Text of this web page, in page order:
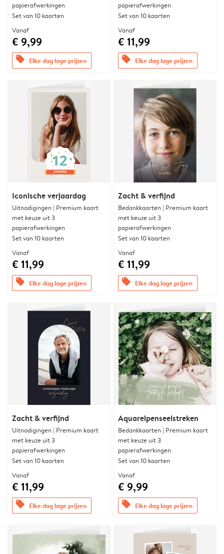
papierafwerkingen
Set van 10 kaarten
Vanaf
€ 9,99
offers Elke dag lage prijzen
papierafwerkingen
Set van 10 kaarten
Vanaf
€ 11,99
offers Elke dag lage prijzen
Iconische verjaardag
Uitnodigingen | Premium kaart
met keuze uit 3
papierafwerkingen
Set van 10 kaarten
Vanaf
€ 11,99
offers Elke dag lage prijzen
Zacht & verfijnd
Bedankkaarten | Premium kaart
met keuze uit 3
papierafwerkingen
Set van 10 kaarten
Vanaf
€ 11,99
offers Elke dag lage prijzen
Zacht & verfijnd
Uitnodigingen | Premium kaart
met keuze uit 3
papierafwerkingen
Set van 10 kaarten
Vanaf
€ 11,99
offers Elke dag lage prijzen
Aquarelpenseelstreken
Bedankkaarten | Premium kaart
met keuze uit 3
papierafwerkingen
Set van 10 kaarten
Vanaf
€ 9,99
offers Elke dag lage prijzen